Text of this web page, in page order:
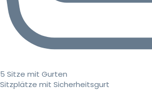
5 Sitze mit Gurten
Sitzplätze mit Sicherheitsgurt